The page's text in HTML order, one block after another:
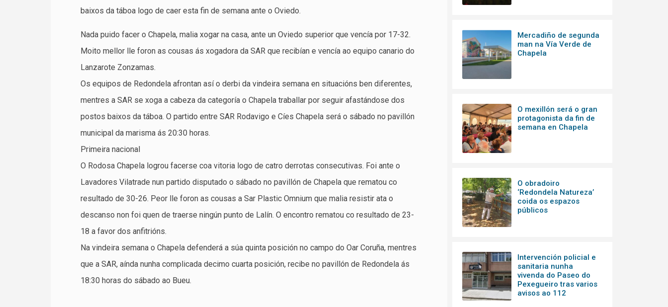
baixos da táboa logo de caer esta fin de semana ante o Oviedo.
Nada puido facer o Chapela, malia xogar na casa, ante un Oviedo superior que vencía por 17-32.
Moito mellor lle foron as cousas ás xogadora da SAR que recibían e vencía ao equipo canario do
Lanzarote Zonzamas.
Os equipos de Redondela afrontan así o derbi da vindeira semana en situacións ben diferentes,
mentres a SAR se xoga a cabeza da categoría o Chapela traballar por seguir afastándose dos
postos baixos da táboa. O partido entre SAR Rodavigo e Cíes Chapela será o sábado no pavillón
municipal da marisma ás 20:30 horas.
Primeira nacional
O Rodosa Chapela logrou facerse coa vitoria logo de catro derrotas consecutivas. Foi ante o
Lavadores Vilatrade nun partido disputado o sábado no pavillón de Chapela que rematou co
resultado de 30-26. Peor lle foron as cousas a Sar Plastic Omnium que malia resistir ata o
descanso non foi quen de traerse ningún punto de Lalín. O encontro rematou co resultado de 23-
18 a favor dos anfitrións.
Na vindeira semana o Chapela defenderá a súa quinta posición no campo do Oar Coruña, mentres
que a SAR, aínda nunha complicada decimo cuarta posición, recibe no pavillón de Redondela ás
18:30 horas do sábado ao Bueu.
Mercadiño de segunda
man na Vía Verde de
Chapela
O mexillón será o gran
protagonista da fin de
semana en Chapela
O obradoiro
‘Redondela Natureza’
coida os espazos
públicos
Intervención policial e
sanitaria nunha
vivenda do Paseo do
Pexegueiro tras varios
avisos ao 112